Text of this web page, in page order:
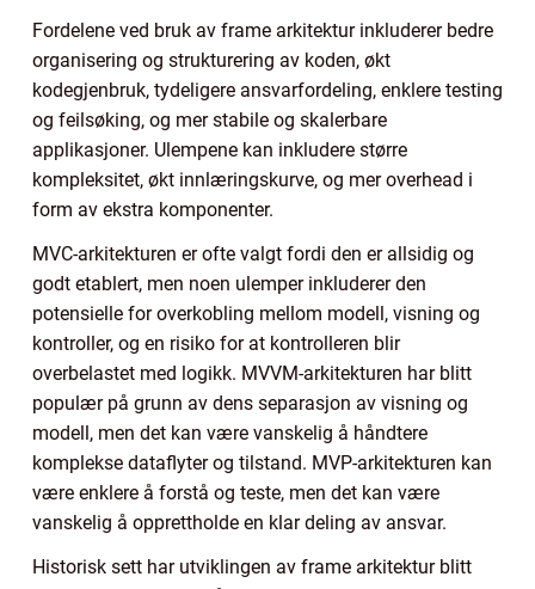
Fordelene ved bruk av frame arkitektur inkluderer bedre
organisering og strukturering av koden, økt
kodegjenbruk, tydeligere ansvarfordeling, enklere testing
og feilsøking, og mer stabile og skalerbare
applikasjoner. Ulempene kan inkludere større
kompleksitet, økt innlæringskurve, og mer overhead i
form av ekstra komponenter.
MVC-arkitekturen er ofte valgt fordi den er allsidig og
godt etablert, men noen ulemper inkluderer den
potensielle for overkobling mellom modell, visning og
kontroller, og en risiko for at kontrolleren blir
overbelastet med logikk. MVVM-arkitekturen har blitt
populær på grunn av dens separasjon av visning og
modell, men det kan være vanskelig å håndtere
komplekse dataflyter og tilstand. MVP-arkitekturen kan
være enklere å forstå og teste, men det kan være
vanskelig å opprettholde en klar deling av ansvar.
Historisk sett har utviklingen av frame arkitektur blitt